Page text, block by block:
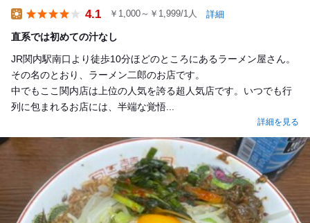
4.1 ￥1,000～￥1,999/1人 詳細
直系では初めての汁なし
JR関内駅南口より徒歩10分ほどのところにあるラーメン屋さん。
その名のとおり、ラーメン二郎のお店です。
中でもここ関内店は上位の人気を誇る超人気店です。いつでも行
列に包まれるお店には、半端な覚悟...
詳細を見る